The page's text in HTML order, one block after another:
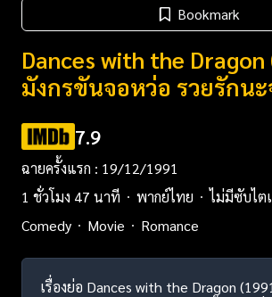
Bookmark
Dances with the
มังกรขันจอหว่อ รวยรักน
7.9
ฉายครั้งแรก : 19/12/1991
1 ชั่วโมง 47 นาที
พากย์ไทย ไม่มีซับไต
Comedy
Movie Romance
เรื่องย่อ Dances with the Dragon